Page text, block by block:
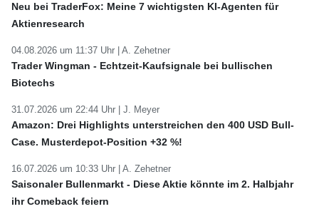
Neu bei TraderFox: Meine 7 wichtigsten KI-Agenten für
Aktienresearch
04.08.2026 um 11:37 Uhr | A. Zehetner
Trader Wingman - Echtzeit-Kaufsignale bei bullischen
Biotechs
31.07.2026 um 22:44 Uhr | J. Meyer
Amazon: Drei Highlights unterstreichen den 400 USD Bull-
Case. Musterdepot-Position +32 %!
16.07.2026 um 10:33 Uhr | A. Zehetner
Saisonaler Bullenmarkt - Diese Aktie könnte im 2. Halbjahr
ihr Comeback feiern